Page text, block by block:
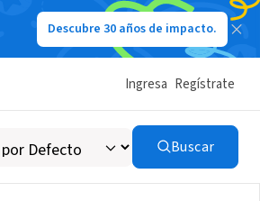
Descubre 30 años de impacto.
Ingresa Regístrate
Buscar